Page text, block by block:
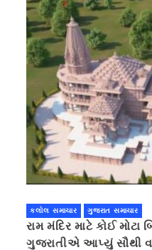
કલોલ સમાચાર ગુજરાત સમાચાર
રામ મંદિર માટે કોઈ
ગુજરાતીએ આપ્યું સૌથી